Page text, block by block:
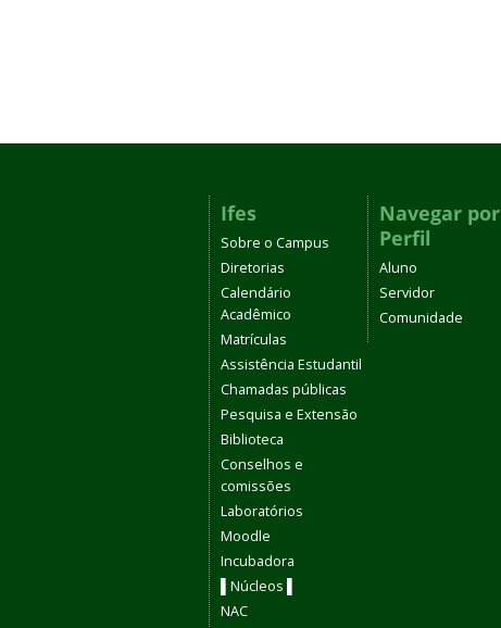
Ifes
Sobre o Campus
Diretorias
Calendário
Acadêmico
Matrículas
Assistência Estudantil
Chamadas públicas
Pesquisa e Extensão
Biblioteca
Conselhos e
comissões
Laboratórios
Moodle
Incubadora
▌Núcleos ▌
NAC
Navegar por
Perfil
Aluno
Servidor
Comunidade